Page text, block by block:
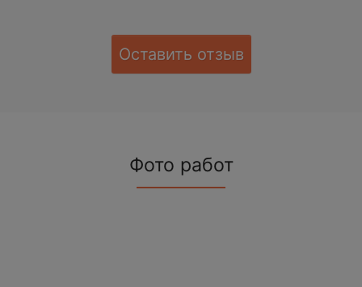
Оставить отзыв
Фото работ